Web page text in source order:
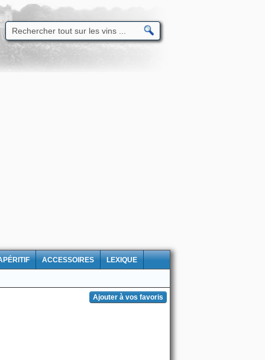
ACCESSOIRES LEXIQUE